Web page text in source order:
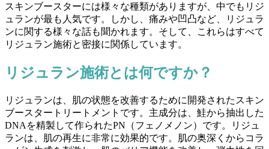
スキンブースターには様々な種類がありますが、中でもリジ
ュランが最も人気です。しかし、痛みや凹凸など、リジュラ
ンに関する様々な話も聞かれます。そして、これらはすべて
リジュラン施術と密接に関係しています。
リジュラン施術とは何ですか？
リジュランは、肌の状態を改善するために開発されたスキン
ブースタートリートメントです。主成分は、鮭から抽出した
DNAを精製して作られたPN（フェノメノン）です。リジュ
ランは、肌の再生に非常に効果的です。肌の奥深くからコラ